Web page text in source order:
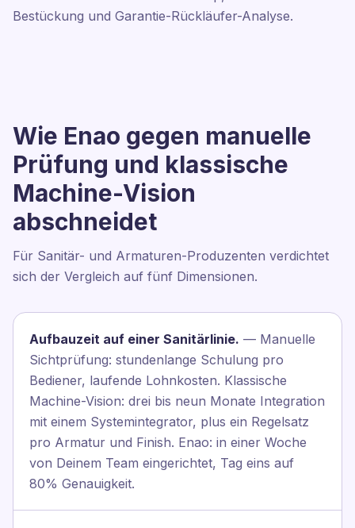
Bestückung und Garantie-Rückläufer-Analyse.
Wie Enao gegen manuelle
Prüfung und klassische
Machine-Vision
abschneidet
Für Sanitär- und Armaturen-Produzenten verdichtet
sich der Vergleich auf fünf Dimensionen.
Aufbauzeit auf einer Sanitärlinie. — Manuelle
Sichtprüfung: stundenlange Schulung pro
Bediener, laufende Lohnkosten. Klassische
Machine-Vision: drei bis neun Monate Integration
mit einem Systemintegrator, plus ein Regelsatz
pro Armatur und Finish. Enao: in einer Woche
von Deinem Team eingerichtet, Tag eins auf
80% Genauigkeit.